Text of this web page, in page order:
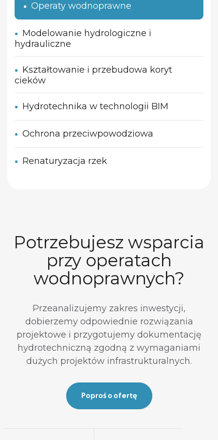
Operaty wodnoprawne
Modelowanie hydrologiczne i
hydrauliczne
Kształtowanie i przebudowa koryt
cieków
Hydrotechnika w technologii BIM
Ochrona przeciwpowodziowa
Renaturyzacja rzek
Potrzebujesz wsparcia
przy operatach
wodnoprawnych?
Przeanalizujemy zakres inwestycji,
dobierzemy odpowiednie rozwiązania
projektowe i przygotujemy dokumentację
hydrotechniczną zgodną z wymaganiami
dużych projektów infrastrukturalnych.
Poproś o ofertę